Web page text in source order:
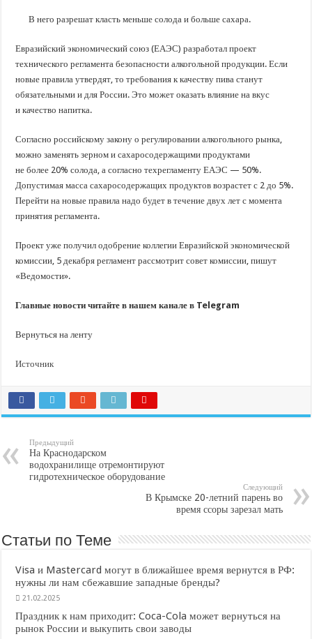
Важные правила обращения в вашу страховую компанию
В городах и районах Кубани отметили День России
Стартовал прием заявок на 20-й юбилейный молодежный форум «Регион 93»
В него разрешат класть меньше солода и больше сахара.
Евразийский экономический союз (ЕАЭС) разработал проект
технического регламента безопасности алкогольной продукции. Если
новые правила утвердят, то требования к качеству пива станут
обязательными и для России. Это может оказать влияние на вкус
и качество напитка.
Согласно российскому закону о регулировании алкогольного рынка,
можно заменять зерном и сахаросодержащими продуктами
не более 20% солода, а согласно техрегламенту ЕАЭС — 50%.
Допустимая масса сахаросодержащих продуктов возрастет с 2 до 5%.
Перейти на новые правила надо будет в течение двух лет с момента
принятия регламента.
Проект уже получил одобрение коллегии Евразийской экономической
комиссии, 5 декабря регламент рассмотрит совет комиссии, пишут
«Ведомости».
Главные новости читайте в нашем канале в Telegram
Вернуться на ленту
Источник
Предыдущий
На Краснодарском
водохранилище отремонтируют
гидротехническое оборудование
Следующий
В Крымске 20-летний парень во
время ссоры зарезал мать
Статьи по Теме
Visa и Mastercard могут в ближайшее время вернутся в РФ:
нужны ли нам сбежавшие западные бренды?
21.02.2025
Праздник к нам приходит: Coca-Cola может вернуться на
рынок России и выкупить свои заводы